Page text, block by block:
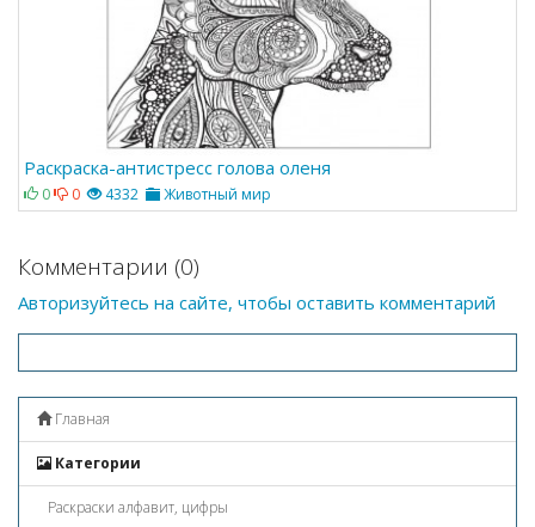
Раскраска-антистресс голова оленя
0 0 4332 Животный мир
Комментарии (0)
Авторизуйтесь на сайте, чтобы оставить комментарий
Главная
Категории
Раскраски алфавит, цифры